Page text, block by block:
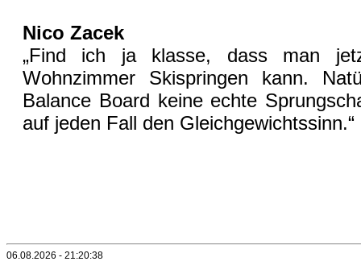
Nico Zacek
„Find ich ja klasse, dass man
Wohnzimmer Skispringen kann.
Balance Board keine echte
auf jeden Fall den Gleichgewichtssinn.“
06.08.2026 - 21:20:38